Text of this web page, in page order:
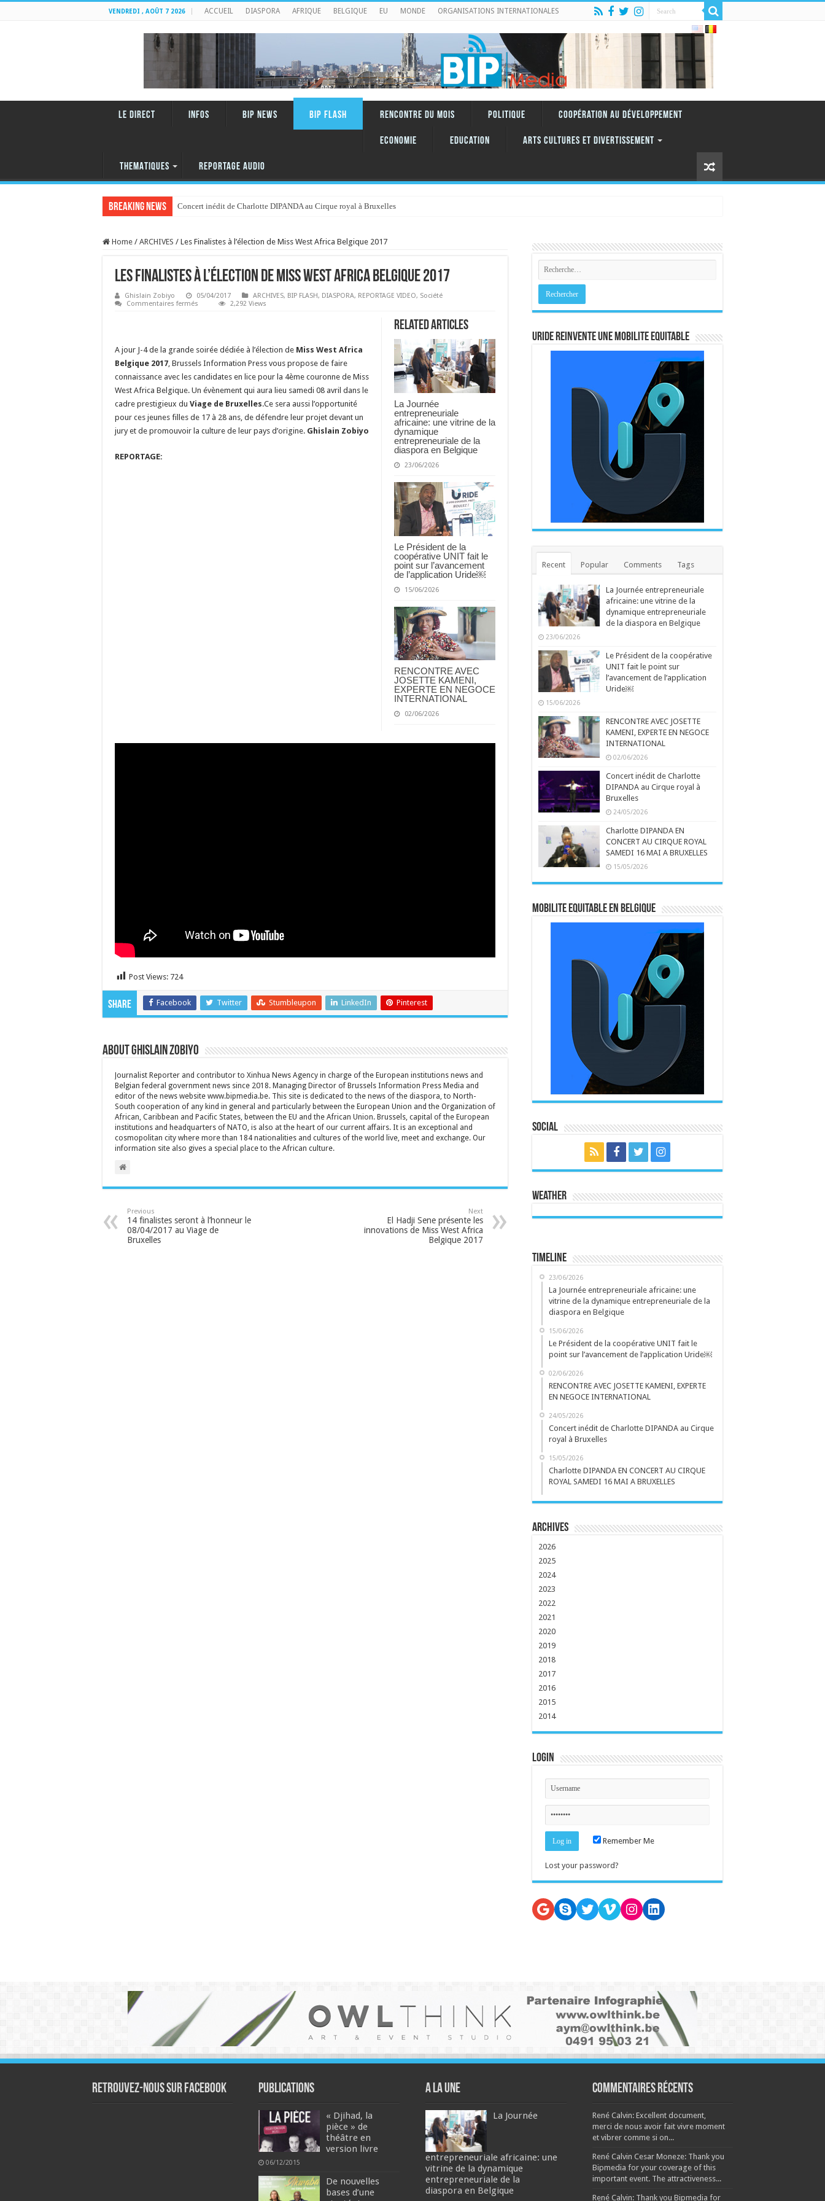
VENDREDI , AOÛT 7 2026 ACCUEIL DIASPORA AFRIQUE BELGIQUE EU MONDE ORGANISATIONS INTERNATIONALES
LE DIRECT INFOS BIP NEWS BIP FLASH RENCONTRE DU MOIS Politique Coopération au Développement
Economie Education ARTS CULTURES ET DIVERTISSEMENT
THEMATIQUES REPORTAGE AUDIO
Breaking News Concert inédit de Charlotte DIPANDA au Cirque royal à Bruxelles
Home / ARCHIVES / Les Finalistes à l’élection de Miss West Africa Belgique 2017
Les Finalistes à l’élection de Miss West Africa Belgique 2017
Ghislain Zobiyo 05/04/2017 ARCHIVES, BIP FLASH, DIASPORA, REPORTAGE VIDEO, Société
Commentaires fermés
Miss
West
Africa
Belgique
2,292 Views
Related Articles
La Journée
entrepreneuriale
africaine: une vitrine de la
dynamique
entrepreneuriale de la
diaspora en Belgique
23/06/2026
Le Président de la
coopérative UNIT fait le
point sur l’avancement
de l’application Uride￼
15/06/2026
RENCONTRE AVEC
JOSETTE KAMENI,
EXPERTE EN NEGOCE
INTERNATIONAL
02/06/2026
A jour J-4 de la grande soirée dédiée à l’élection de Miss West Africa
Belgique 2017, Brussels Information Press vous propose de faire
connaissance avec les candidates en lice pour la 4ème couronne de Miss
West Africa Belgique. Un évènement qui aura lieu samedi 08 avril dans le
cadre prestigieux du Viage de Bruxelles.Ce sera aussi l’opportunité
pour ces jeunes filles de 17 à 28 ans, de défendre leur projet devant un
jury et de promouvoir la culture de leur pays d’origine. Ghislain Zobiyo
REPORTAGE:
Post Views: 724
Share Facebook Twitter Stumbleupon LinkedIn Pinterest
About Ghislain Zobiyo
Journalist Reporter and contributor to Xinhua News Agency in charge of the European institutions news and
Belgian federal government news since 2018. Managing Director of Brussels Information Press Media and
editor of the news website www.bipmedia.be. This site is dedicated to the news of the diaspora, to North-
South cooperation of any kind in general and particularly between the European Union and the Organization of
African, Caribbean and Pacific States, between the EU and the African Union. Brussels, capital of the European
institutions and headquarters of NATO, is also at the heart of our current affairs. It is an exceptional and
cosmopolitan city where more than 184 nationalities and cultures of the world live, meet and exchange. Our
information site also gives a special place to the African culture.
Previous
14 finalistes seront à l’honneur le
08/04/2017 au Viage de
Bruxelles
Next
El Hadji Sene présente les
innovations de Miss West Africa
Belgique 2017
URIDE REINVENTE UNE MOBILITE EQUITABLE
Recent Popular Comments Tags
La Journée entrepreneuriale
africaine: une vitrine de la
dynamique entrepreneuriale
de la diaspora en Belgique
23/06/2026
Le Président de la coopérative
UNIT fait le point sur
l’avancement de l’application
Uride￼
15/06/2026
RENCONTRE AVEC JOSETTE
KAMENI, EXPERTE EN NEGOCE
INTERNATIONAL
02/06/2026
Concert inédit de Charlotte
DIPANDA au Cirque royal à
Bruxelles
24/05/2026
Charlotte DIPANDA EN
CONCERT AU CIRQUE ROYAL
SAMEDI 16 MAI A BRUXELLES
15/05/2026
MOBILITE EQUITABLE EN BELGIQUE
Social
Weather
Timeline
23/06/2026
La Journée entrepreneuriale africaine: une
vitrine de la dynamique entrepreneuriale de la
diaspora en Belgique
15/06/2026
Le Président de la coopérative UNIT fait le
point sur l’avancement de l’application Uride￼
02/06/2026
RENCONTRE AVEC JOSETTE KAMENI, EXPERTE
EN NEGOCE INTERNATIONAL
24/05/2026
Concert inédit de Charlotte DIPANDA au Cirque
royal à Bruxelles
15/05/2026
Charlotte DIPANDA EN CONCERT AU CIRQUE
ROYAL SAMEDI 16 MAI A BRUXELLES
Archives
2026
2025
2024
2023
2022
2021
2020
2019
2018
2017
2016
2015
2014
Login
Remember Me
Lost your password?
Google
SkypeTwitter
VimeoInstagram
LinkedIn
Retrouvez-nous sur Facebook Publications
« Djihad, la
pièce » de
théâtre en
version livre
06/12/2015
De nouvelles
bases d’une
A la une
La Journée
entrepreneuriale africaine: une
vitrine de la dynamique
entrepreneuriale de la
diaspora en Belgique
Commentaires récents
René Calvin: Excellent document,
merci de nous avoir fait vivre moment
et vibrer comme si on...
René Calvin Cesar Moneze: Thank you
Bipmedia for your coverage of this
important event. The attractiveness...
René Calvin: Thank you Bipmedia for